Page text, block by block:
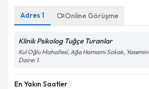
Adres 1 Online Görüşme
Klinik Psikolog Tuğçe Turanlar
Kul Oğlu Mahallesi, Ağa Hamamı Sokak,
Daire: 1.
En Yakın Saatler